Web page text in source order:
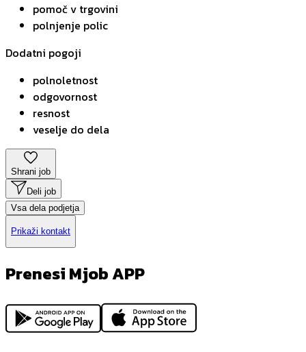
pomoč v trgovini
polnjenje polic
Dodatni pogoji
polnoletnost
odgovornost
resnost
veselje do dela
Shrani job
Deli job
Vsa dela podjetja
Prikaži kontakt
Prenesi Mjob APP